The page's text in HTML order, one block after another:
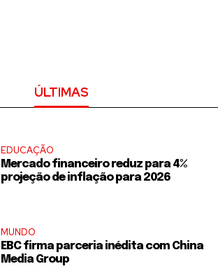
ÚLTIMAS
EDUCAÇÃO
Mercado financeiro reduz para 4%
projeção de inflação para 2026
MUNDO
EBC firma parceria inédita com China
Media Group